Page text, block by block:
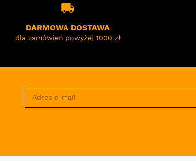
local_shipping
DARMOWA DOSTAWA
dla zamówień powyżej 1000 zł